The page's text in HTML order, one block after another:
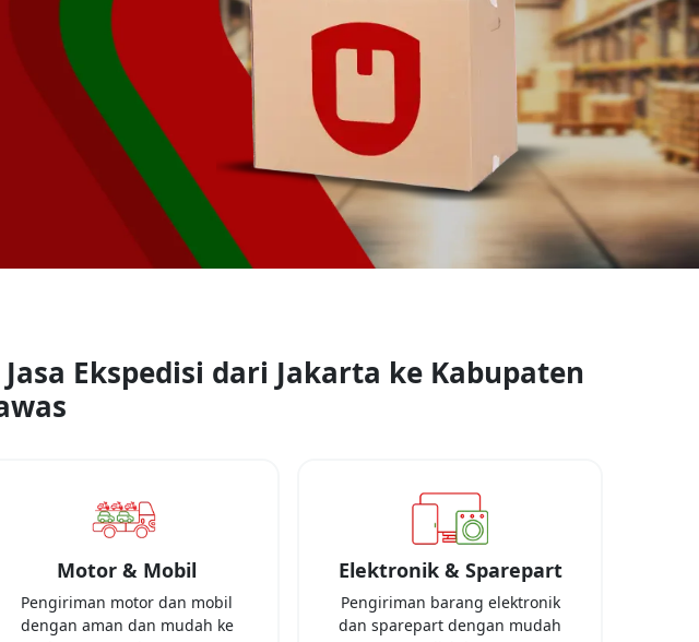
Ekspedisi dari Jakarta ke Kabupaten
Motor & Mobil
Pengiriman motor dan mobil
dengan aman dan mudah ke
Elektronik & Sparepart
Pengiriman barang elektronik
dan sparepart dengan mudah